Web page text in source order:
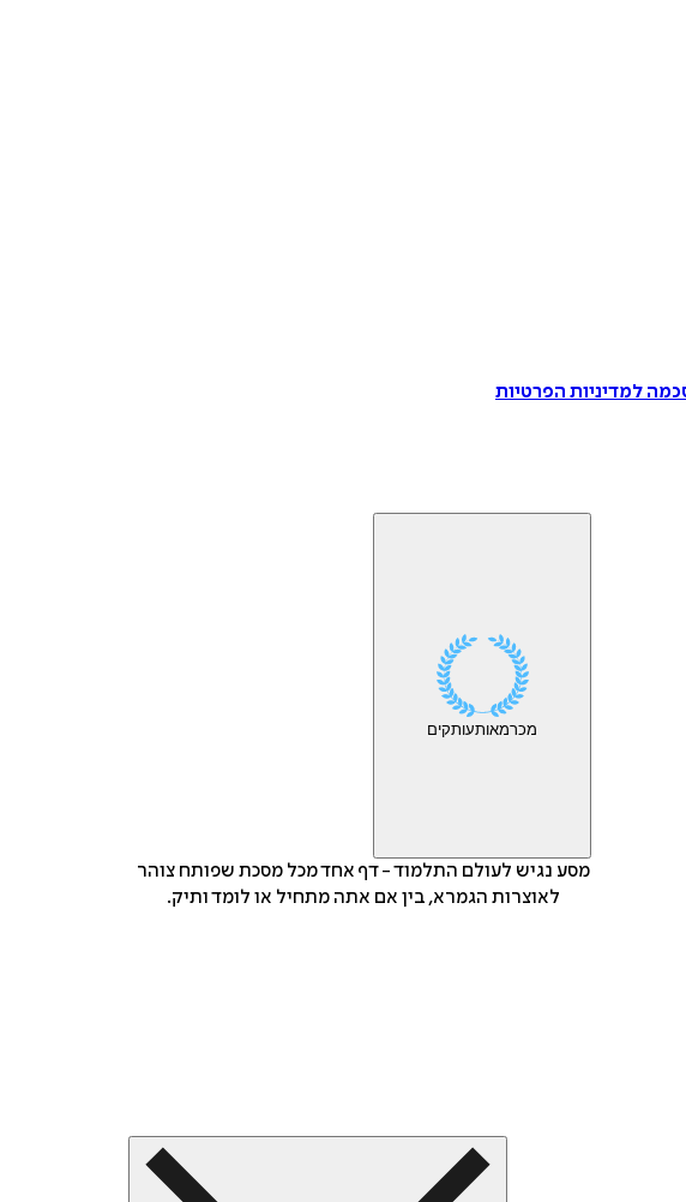
למדיניות הפרטיות
מכרמאותעותקים
מסע נגיש לעולם התלמוד - דף אחד מכל מסכת שפותח צוהר
לאוצרות הגמרא, בין אם אתה מתחיל או לומד ותיק.